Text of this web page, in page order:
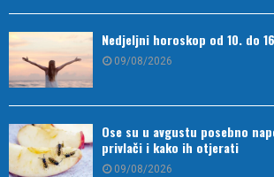
Nedjeljni horoskop od 10. do
09/08/2026
Ose su u avgustu posebno
privlači i kako ih otjerati
09/08/2026